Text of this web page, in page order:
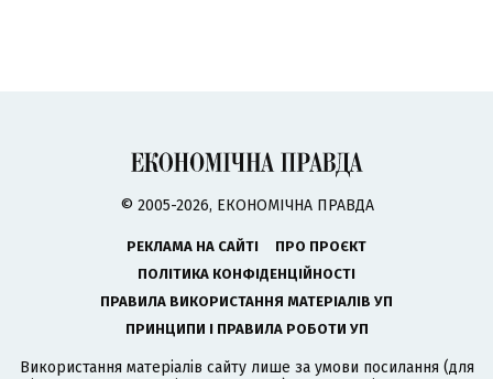
© 2005-2026, ЕКОНОМІЧНА ПРАВДА
РЕКЛАМА НА САЙТІ
ПРО ПРОЄКТ
ПОЛІТИКА КОНФІДЕНЦІЙНОСТІ
ПРАВИЛА ВИКОРИСТАННЯ МАТЕРІАЛІВ УП
ПРИНЦИПИ І ПРАВИЛА РОБОТИ УП
Використання матеріалів сайту лише за умови посилання (для